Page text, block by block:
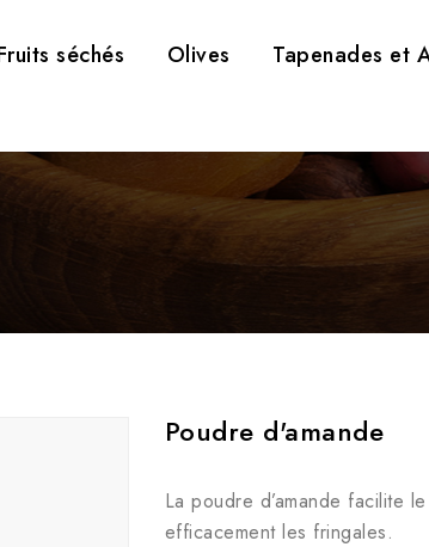
séchés Olives Tapenades et
Poudre d'amande
La poudre d’amande facilite
efficacement les fringales.